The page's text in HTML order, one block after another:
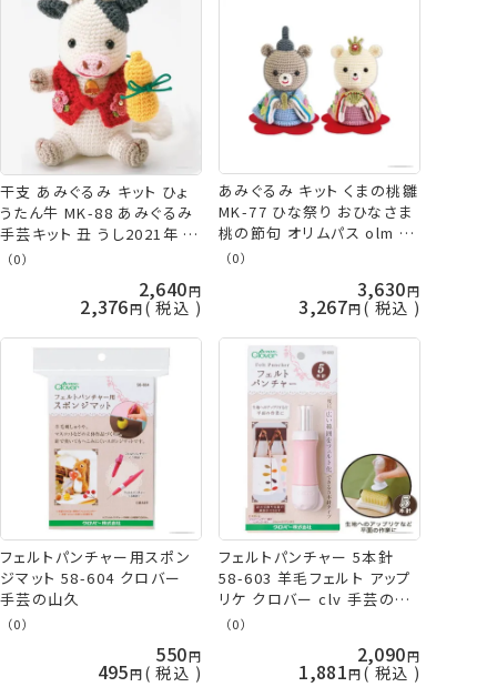
干支 あみぐるみ キット ひょ
うたん牛 MK-88 あみぐるみ
手芸キット 丑 うし2021年 オ
リムパス olm 手芸の山久
（0）
2,640
2,376 税込
あみぐるみ キット くまの桃雛
MK-77 ひな祭り おひなさま
桃の節句 オリムパス olm 手
芸の山久
（0）
3,630
3,267 税込
フェルトパンチャー用スポン
ジマット 58-604 クロバー
手芸の山久
（0）
550
495 税込
フェルトパンチャー 5本針
58-603 羊毛フェルト アップ
リケ クロバー clv 手芸の山
久
（0）
2,090
1,881 税込